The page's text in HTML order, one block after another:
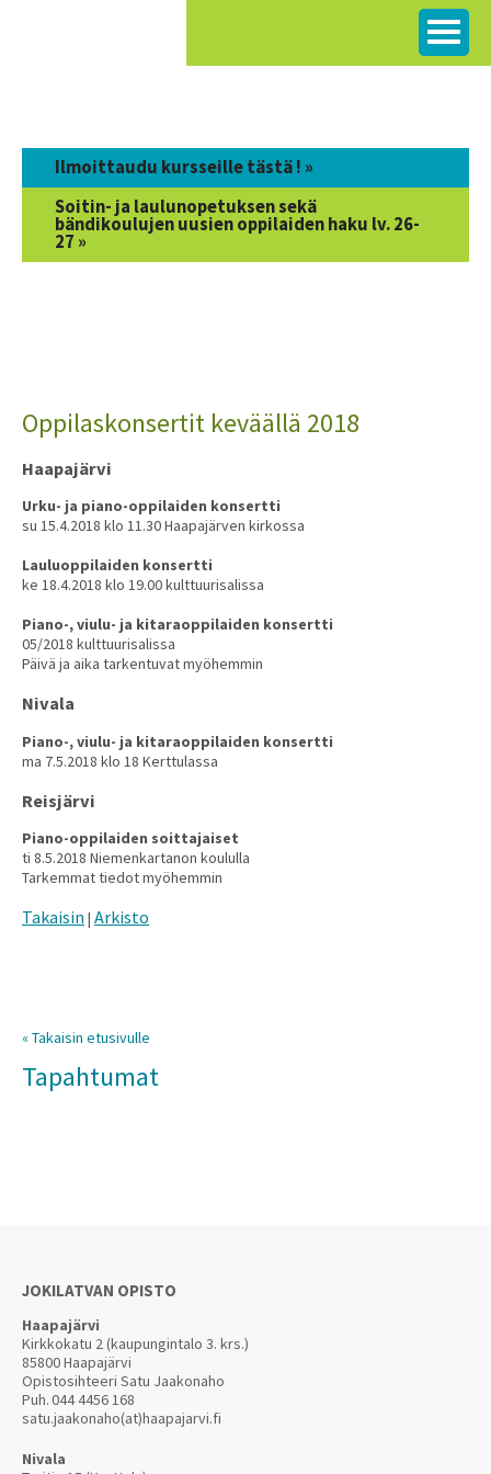
Ilmoittaudu kursseille tästä ! »
Soitin- ja laulunopetuksen sekä
bändikoulujen uusien oppilaiden haku lv. 26-
27 »
Oppilaskonsertit keväällä 2018
Haapajärvi
Urku- ja piano-oppilaiden konsertti
su 15.4.2018 klo 11.30 Haapajärven kirkossa
Lauluoppilaiden konsertti
ke 18.4.2018 klo 19.00 kulttuurisalissa
Piano-, viulu- ja kitaraoppilaiden konsertti
05/2018 kulttuurisalissa
Päivä ja aika tarkentuvat myöhemmin
Nivala
Piano-, viulu- ja kitaraoppilaiden konsertti
ma 7.5.2018 klo 18 Kerttulassa
Reisjärvi
Piano-oppilaiden soittajaiset
ti 8.5.2018 Niemenkartanon koululla
Tarkemmat tiedot myöhemmin
Takaisin | Arkisto
« Takaisin etusivulle
Tapahtumat
JOKILATVAN OPISTO
Haapajärvi
Kirkkokatu 2 (kaupungintalo 3. krs.)
85800 Haapajärvi
Opistosihteeri Satu Jaakonaho
Puh.044 4456 168
satu.jaakonaho(at)haapajarvi.fi
Nivala